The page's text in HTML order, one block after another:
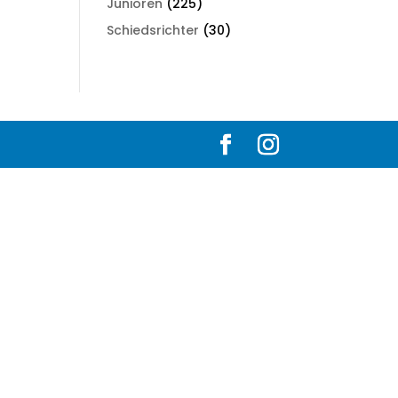
Schiedsrichter (30)